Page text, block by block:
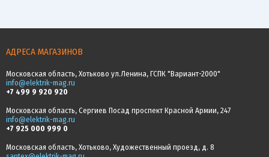
АДРЕСА МАГАЗИНОВ
Московская область, Хотьково ул.Ленина, ГСПК "Вариант-2000"
info@elektrik-mag.ru
+7 499 9 920 920
Московская область, Сергиев Посад проспект Красной Армии, 247
info@elektrik-mag.ru
+7 925 000 999 0
Московская область, Хотьково, Художественный проезд, д. 8